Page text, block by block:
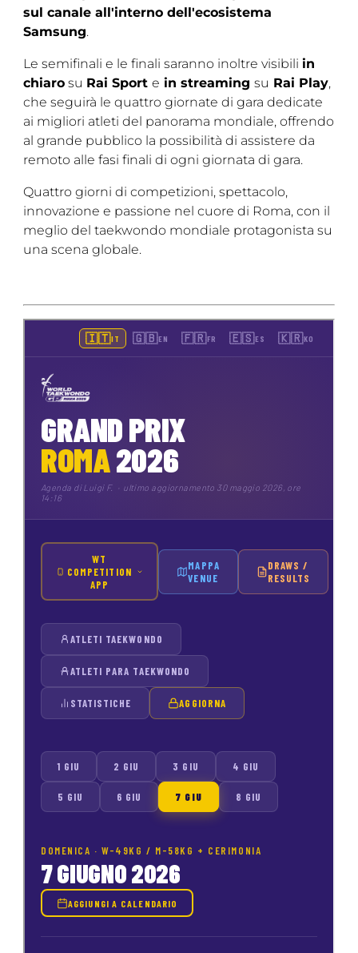
sul canale all'interno dell'ecosistema
Samsung.
Le semifinali e le finali saranno inoltre visibili in
chiarosu Rai Sport e in streaming su Rai Play,
che seguirà le quattro giornate di gara dedicate
ai migliori atleti del panorama mondiale, offrendo
al grande pubblico la possibilità di assistere da
remoto alle fasi finali di ogni giornata di gara.
Quattro giorni di competizioni, spettacolo,
innovazione e passione nel cuore di Roma, con il
meglio del taekwondo mondiale protagonista su
una scena globale.